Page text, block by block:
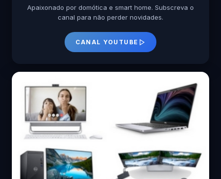
Apaixonado por domótica e smart home. Subscreva o
canal para não perder novidades.
CANAL YOUTUBE